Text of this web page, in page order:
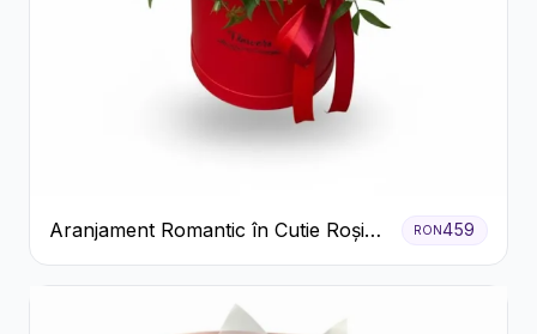
Aranjament Romantic în Cutie Roșie
cu Trandafiri și Crizanteme
RON459